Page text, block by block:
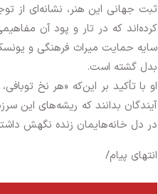
ثبت جهانی این هنر، نشانه‌ای از
کرده‌اند که در تار و پود آن
سایه حمایت میراث فرهنگی و
بدل گشته است.
او با تأکید بر این‌که «هر نخ
آیندگان بدانند که ریشه‌های این
در دل خانه‌هایمان زنده نگهش
انتهای پیام/